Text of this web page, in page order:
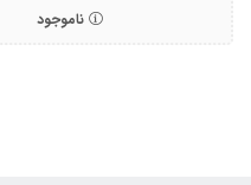
ناموجود